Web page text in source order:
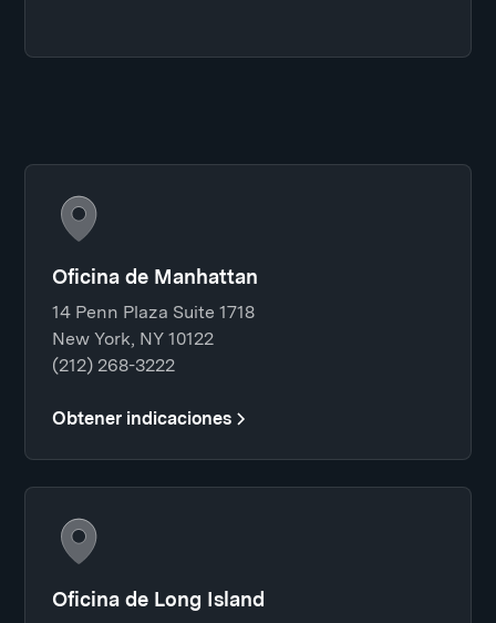
Oficina de Manhattan
14 Penn Plaza Suite 1718
New York, NY 10122
(212) 268-3222
Obtener indicaciones
Oficina de Long Island